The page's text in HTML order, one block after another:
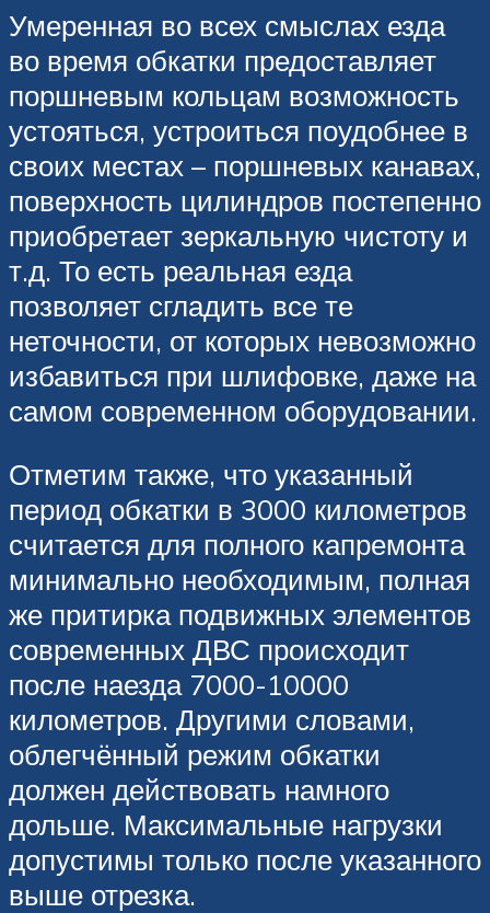
Умеренная во всех смыслах езда
во время обкатки предоставляет
поршневым кольцам возможность
устояться, устроиться поудобнее в
своих местах – поршневых канавах,
поверхность цилиндров постепенно
приобретает зеркальную чистоту и
т.д. То есть реальная езда
позволяет сгладить все те
неточности, от которых невозможно
избавиться при шлифовке, даже на
самом современном оборудовании.
Отметим также, что указанный
период обкатки в 3000 километров
считается для полного капремонта
минимально необходимым, полная
же притирка подвижных элементов
современных ДВС происходит
после наезда 7000-10000
километров. Другими словами,
облегчённый режим обкатки
должен действовать намного
дольше. Максимальные нагрузки
допустимы только после указанного
выше отрезка.